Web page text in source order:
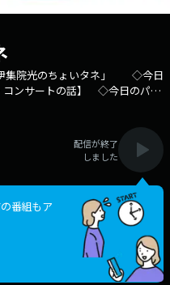
伊集院光のちょいタネ」 ◇今日
コンサートの話】 ◇今日のパー
番組で募集したメールテーマ
ッセージを紹介していきます！
ホームページはこちら
」twitterアカウントは
配信が終了
しました
番組もア